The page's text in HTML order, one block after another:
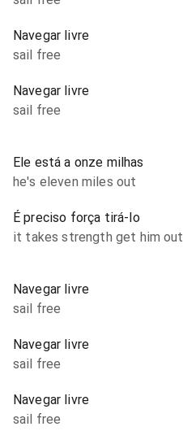
Navegar livre
sail free
Navegar livre
sail free
Ele está a onze milhas
he's eleven miles out
É preciso força tirá-lo
it takes strength get him out
Navegar livre
sail free
Navegar livre
sail free
Navegar livre
sail free